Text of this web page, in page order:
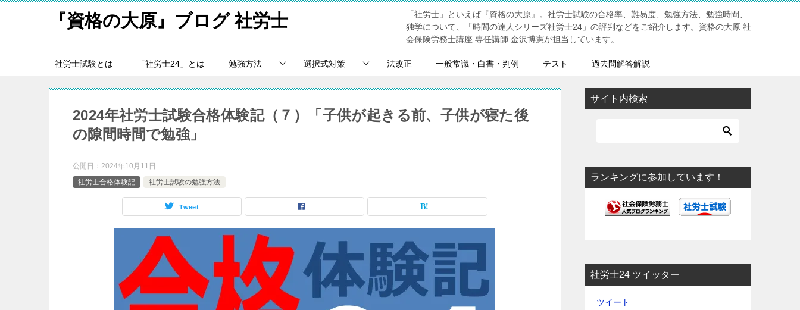
『資格の大原』ブログ 社労士
「社労士」といえば『資格の大原』。社労士試験の合格率、難易度、勉強方法、勉強時間、
独学について、「時間の達人シリーズ社労士24」の評判などをご紹介します。資格の大原 社
会保険労務士講座 専任講師 金沢博憲が担当しています。
社労士試験とは 「社労士24」とは 勉強方法 選択式対策 法改正 一般常識・白書・判例 テスト 過去問解答解説
2024年社労士試験合格体験記（７）「子供が起きる前、子供が寝た後
の隙間時間で勉強」
公開日： 2024年10月11日
社労士合格体験記
社労士試験の勉強方法
Tweet
サイト内検索
ランキングに参加しています！
社労士24 ツイッター
ツイート